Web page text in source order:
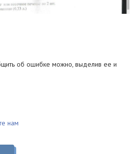
об ошибке можно, выделив ее и
нам